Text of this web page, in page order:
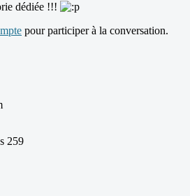
dédiée !!!
pour participer à la conversation.
259